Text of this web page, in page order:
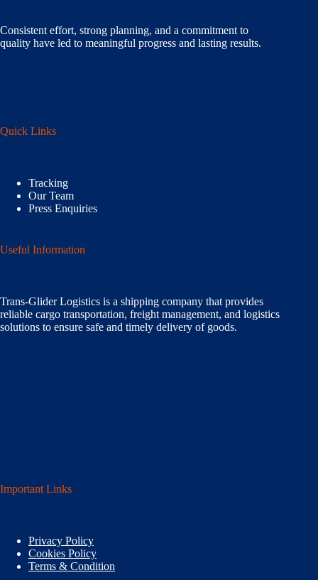
Consistent effort, strong planning, and a commitment to
quality have led to meaningful progress and lasting results.
Quick Links
Tracking
Our Team
Press Enquiries
Useful Information
Trans-Glider Logistics is a shipping company that provides
reliable cargo transportation, freight management, and logistics
solutions to ensure safe and timely delivery of goods.
Important Links
Privacy Policy
Cookies Policy
Terms & Condition